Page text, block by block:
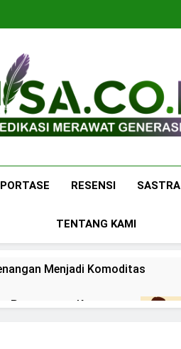
RESENSI SASTRA
TENTANG KAMI
Menjadi Komoditas
Pertemanan Kampus